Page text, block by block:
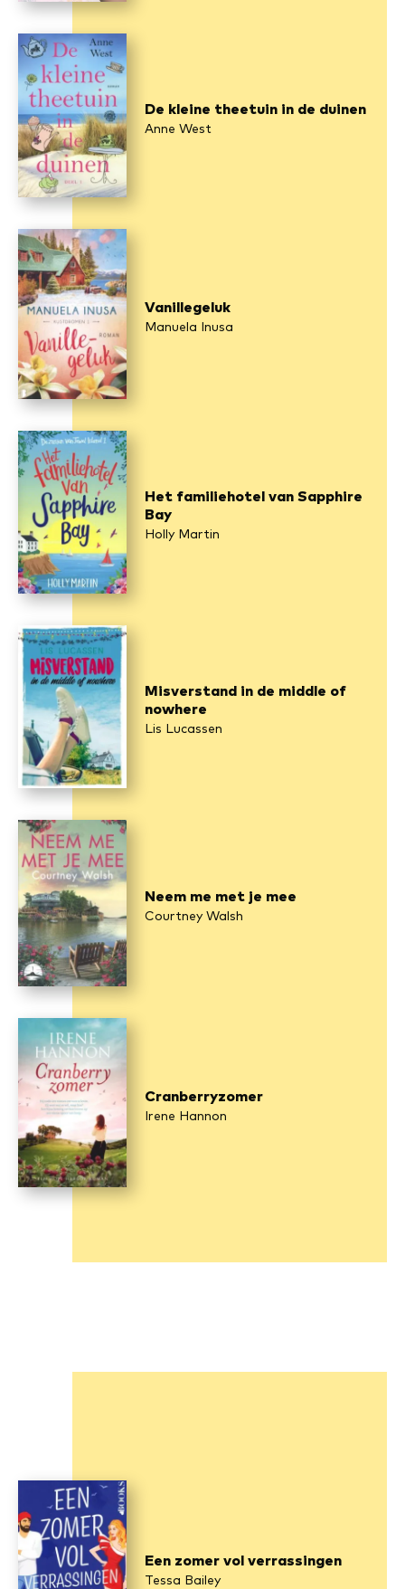
De kleine theetuin in de duinen
Anne West
Vanillegeluk
Manuela Inusa
Het familiehotel van Sapphire
Bay
Holly Martin
Misverstand in de middle of
nowhere
Lis Lucassen
Neem me met je mee
Courtney Walsh
Cranberryzomer
Irene Hannon
Een zomer vol verrassingen
Tessa Bailey